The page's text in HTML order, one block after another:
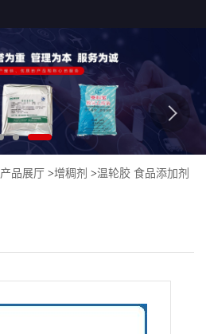
产品展厅 >增稠剂 >温轮胶 食品添加剂